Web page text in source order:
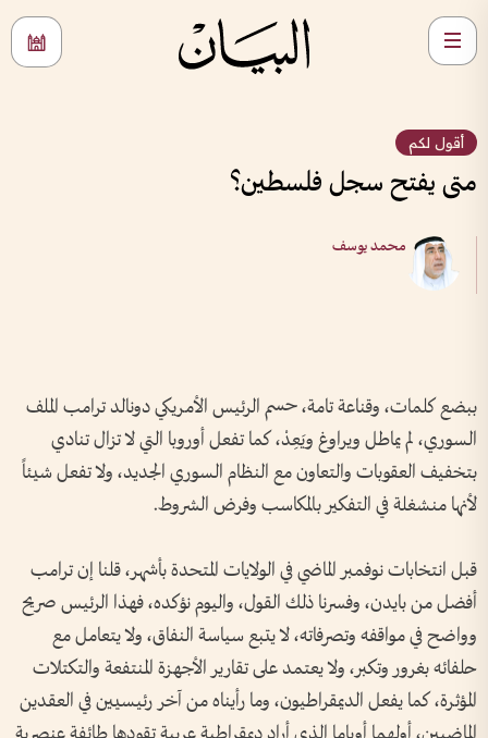
أقول لكم
متى يفتح سجل فلسطين؟
محمد يوسف
ببضع كلمات، وقناعة تامة، حسم الرئيس الأمريكي دونالد ترامب الملف
السوري، لم يماطل ويراوغ ويَعِدْ، كما تفعل أوروبا التي لا تزال تنادي
بتخفيف العقوبات والتعاون مع النظام السوري الجديد، ولا تفعل شيئاً
لأنها منشغلة في التفكير بالمكاسب وفرض الشروط.
قبل انتخابات نوفمبر الماضي في الولايات المتحدة بأشهر، قلنا إن ترامب
أفضل من بايدن، وفسرنا ذلك القول، واليوم نؤكده، فهذا الرئيس صريح
وواضح في مواقفه وتصرفاته، لا يتبع سياسة النفاق، ولا يتعامل مع
حلفائه بغرور وتكبر، ولا يعتمد على تقارير الأجهزة المنتفعة والتكتلات
المؤثرة، كما يفعل الديمقراطيون، وما رأيناه من آخر رئيسيين في العقدين